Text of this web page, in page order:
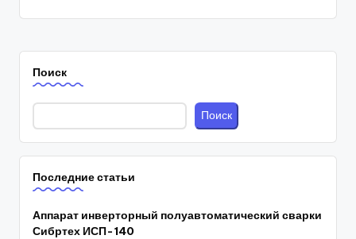
Поиск
Поиск
Последние статьи
Аппарат инверторный полуавтоматический сварки
Сибртех ИСП-140